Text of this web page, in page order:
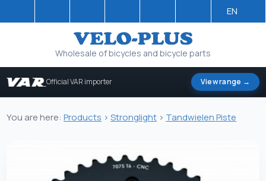
EN
Wholesale of bicycles and bicycle parts
Official VAR importer View range →
You are here:Products >Stronglight > Tandwielen Piste